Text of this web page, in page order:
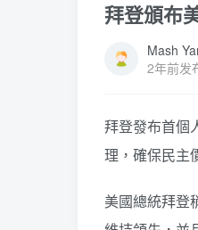
拜登頒布
Mash
2年前发
拜登發布首個
理，確保民主
美國總統拜登